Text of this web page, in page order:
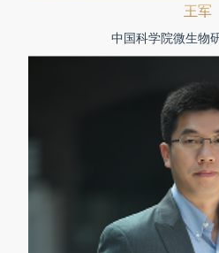
王军
中国科学院微生物